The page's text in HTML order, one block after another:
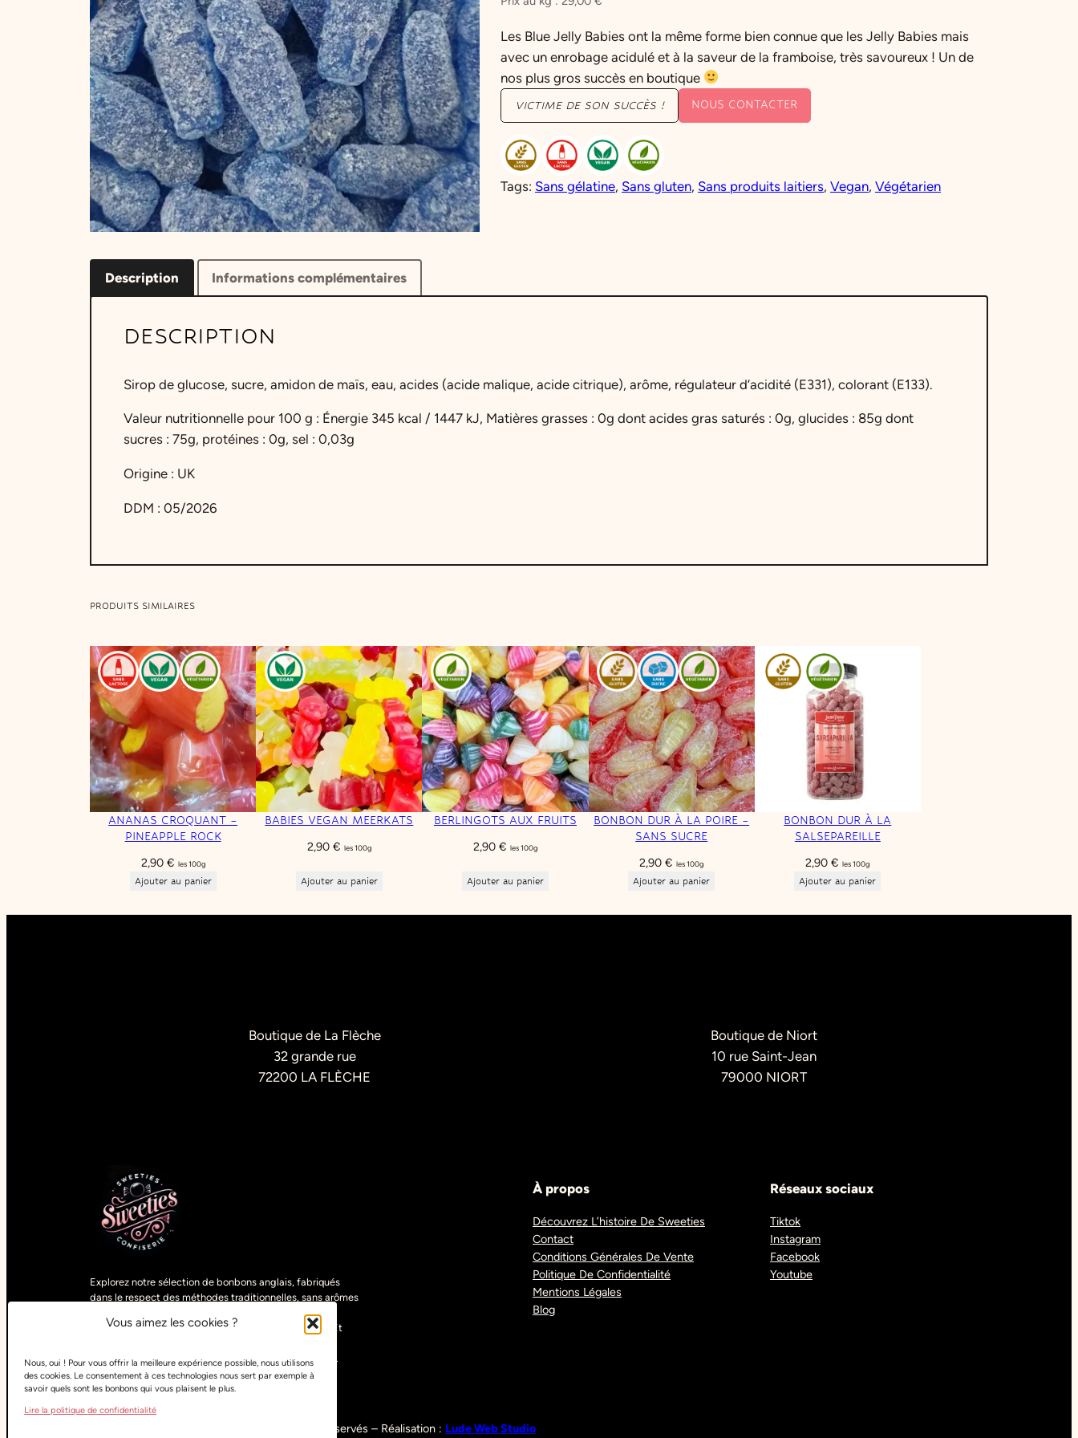
Vous aimez les cookies ?
Nous, oui ! Pour vous offrir la meilleure expérience possible, nous utilisons
des cookies. Le consentement à ces technologies nous sert par exemple à
savoir quels sont les bonbons qui vous plaisent le plus.
Lire la politique de confidentialité
Les Blue Jelly Babies ont la même forme bien connue que les Jelly Babies mais
avec un enrobage acidulé et à la saveur de la framboise, très savoureux ! Un de
nos plus gros succès en boutique
VICTIME DE SON SUCCÈS ! NOUS CONTACTER
Tags: Sans gélatine, Sans gluten, Sans produits laitiers, Vegan, Végétarien
Description Informations complémentaires
DESCRIPTION
Sirop de glucose, sucre, amidon de maïs, eau, acides (acide malique, acide citrique), arôme, régulateur d’acidité (E331), colorant (E133).
Valeur nutritionnelle pour 100 g : Énergie 345 kcal / 1447 kJ, Matières grasses : 0g dont acides gras saturés : 0g, glucides : 85g dont
sucres : 75g, protéines : 0g, sel : 0,03g
Origine : UK
DDM : 05/2026
PRODUITS SIMILAIRES
ANANAS CROQUANT –
PINEAPPLE ROCK
2,90 € les 100g
Ajouter au panier
BABIES VEGAN MEERKATS
2,90 € les 100g
Ajouter au panier
BERLINGOTS AUX FRUITS
2,90 € les 100g
Ajouter au panier
BONBON DUR À LA POIRE –
SANS SUCRE
2,90€ les 100g
Ajouter au panier
BONBON DUR À LA
SALSEPAREILLE
2,90€ les 100g
Ajouter au panier
Boutique de La Flèche
32 grande rue
72200 LA FLÈCHE
Boutique de Niort
10 rue Saint-Jean
79000 NIORT
Explorez notre sélection de bonbons anglais, fabriqués
dans le respect des méthodes traditionnelles, sans arômes
artificiels. Découvrez des gourmandises uniques,
sélectionnées parmi les spécialités du monde entier. Et
végétariens, vegans, halals, sans sucre ou sans gluten.
À propos
Découvrez L’histoire De Sweeties
Contact
Conditions Générales De Vente
Politique De Confidentialité
Mentions Légales
Blog
Réseaux sociaux
Tiktok
Instagram
Facebook
Youtube
– Tous droits réservés – Réalisation : Lude Web Studio